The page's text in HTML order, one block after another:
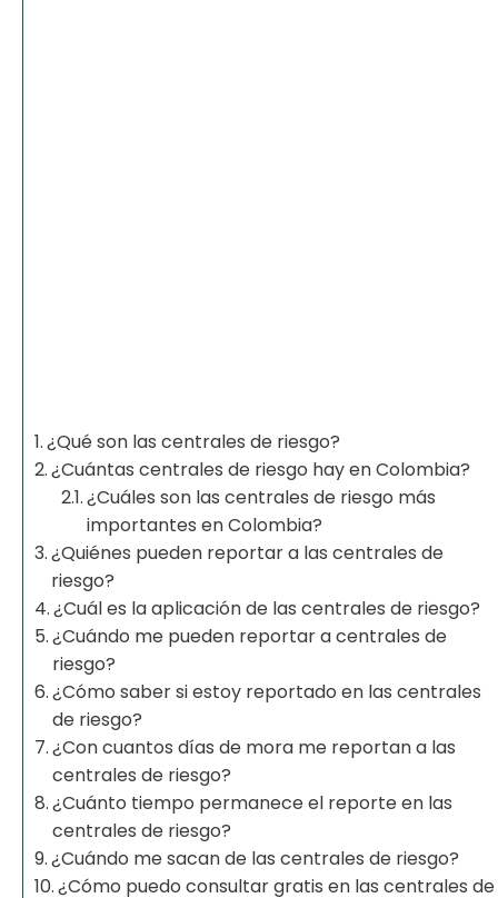
¿Qué son las centrales de riesgo?
¿Cuántas centrales de riesgo hay en Colombia?
¿Cuáles son las centrales de riesgo más
importantes en Colombia?
¿Quiénes pueden reportar a las centrales de
riesgo?
¿Cuál es la aplicación de las centrales de riesgo?
¿Cuándo me pueden reportar a centrales de
riesgo?
¿Cómo saber si estoy reportado en las centrales
de riesgo?
¿Con cuantos días de mora me reportan a las
centrales de riesgo?
¿Cuánto tiempo permanece el reporte en las
centrales de riesgo?
¿Cuándo me sacan de las centrales de riesgo?
¿Cómo puedo consultar gratis en las centrales de